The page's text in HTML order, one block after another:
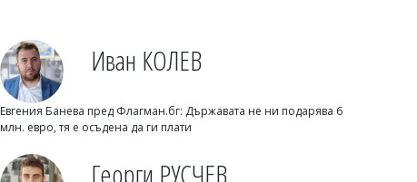
Димитър КИРЯКОВ
Иван КОЛЕВ
Евгения Банева пред Флагман.бг: Държавата не ни подарява 6
млн. евро, тя е осъдена да ги плати
Георги РУСЧЕВ